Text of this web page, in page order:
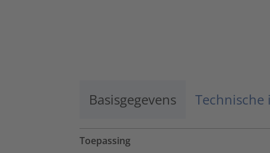
Basisgegevens
Toepassing